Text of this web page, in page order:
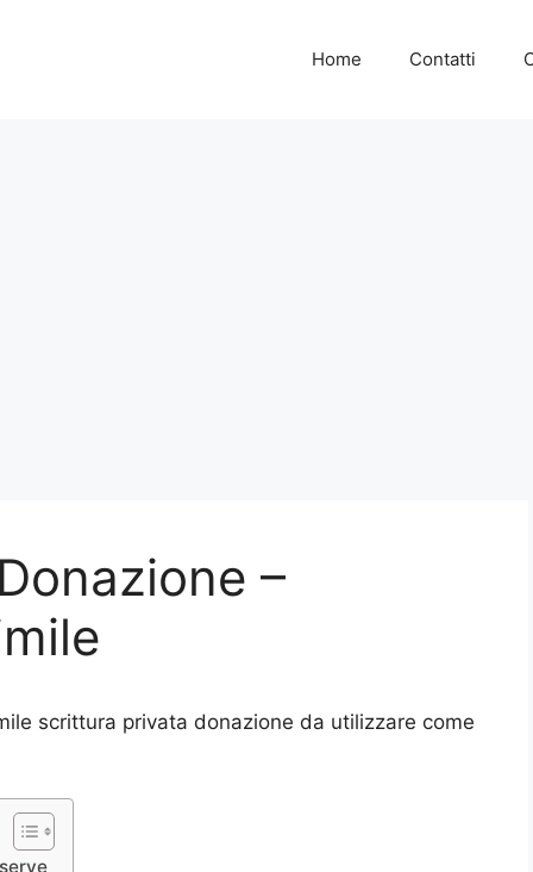
Home Contatti
–
scrittura privata donazione da utilizzare come